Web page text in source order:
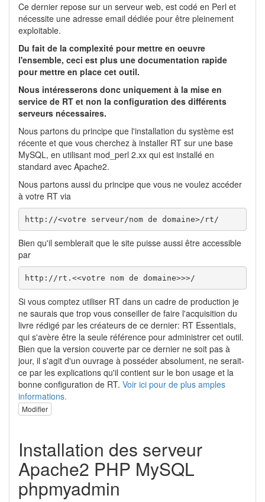
Ce dernier repose sur un serveur web, est codé en Perl et
nécessite une adresse email dédiée pour être pleinement
exploitable.
Du fait de la complexité pour mettre en oeuvre
l'ensemble, ceci est plus une documentation rapide
pour mettre en place cet outil.
Nous intéresserons donc uniquement à la mise en
service de RT et non la configuration des différents
serveurs nécessaires.
Nous partons du principe que l'installation du système est
récente et que vous cherchez à installer RT sur une base
MySQL, en utilisant mod_perl 2.xx qui est installé en
standard avec Apache2.
Nous partons aussi du principe que vous ne voulez accéder
à votre RT via
http://<votre serveur/nom de domaine>/rt/
Bien qu'il semblerait que le site puisse aussi être accessible
par
http://rt.<<votre nom de domaine>>>/
Si vous comptez utiliser RT dans un cadre de production je
ne saurais que trop vous conseiller de faire l'acquisition du
livre rédigé par les créateurs de ce dernier: RT Essentials,
qui s'avère être la seule référence pour administrer cet outil.
Bien que la version couverte par ce dernier ne soit pas à
jour, il s'agit d'un ouvrage à posséder absolument, ne serait-
ce par les explications qu'il contient sur le bon usage et la
bonne configuration de RT. Voir ici pour de plus amples
informations.
Modifier
Installation des serveur
Apache2 PHP MySQL
phpmyadmin